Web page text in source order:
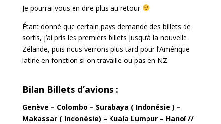
Je pourrai vous en dire plus au retour
Étant donné que certain pays demande des billets de
sortis, j’ai pris les premiers billets jusqu’à la nouvelle
Zélande, puis nous verrons plus tard pour l’Amérique
latine en fonction si on travaille ou pas en NZ.
Bilan Billets d’avions :
Genève – Colombo – Surabaya ( Indonésie ) –
Makassar ( Indonésie) – Kuala Lumpur – Hanoî //